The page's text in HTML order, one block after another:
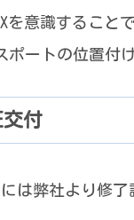
を意識すること
ポートの位置付
付
は弊社より修了